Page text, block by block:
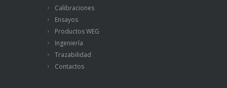
Calibraciones
Ensayos
Productos WEG
Ingeniería
Trazabilidad
Contactos